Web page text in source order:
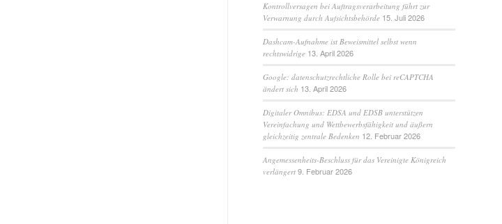
Kontrollversagen bei Auftragsverarbeitung führt zur
Verwarnung durch Aufsichtsbehörde 15. Juli 2026
Dashcam-Aufnahme ist Beweismittel selbst wenn
rechtswidrige 13. April 2026
Google: datenschutzrechtliche Rolle bei reCAPTCHA
ändert sich 13. April 2026
Digitaler Omnibus: EDSA und EDSB unterstützen
Vereinfachung und Wettbewerbsfähigkeit und äußern
gleichzeitig zentrale Bedenken 12. Februar 2026
Angemessenheits-Beschluss für das Vereinigte Königreich
verlängert 9. Februar 2026